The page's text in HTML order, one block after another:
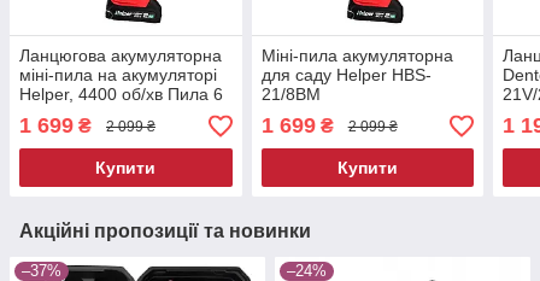
Ланцюгова акумуляторна
міні-пила на акумуляторі
Helper, 4400 об/хв Пила 6
дюймів для обрізки саду
1 699 ₴ 2 099 ₴
Купити
Міні-пила акумуляторна
для саду Helper HBS-
21/8BM
1 699₴ 2 099 ₴
Купити
1
Акційні пропозиції та новинки
–37% –24%